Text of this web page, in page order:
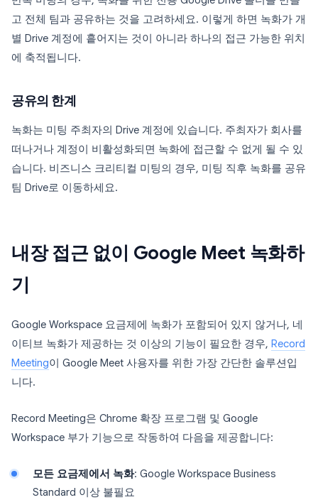
고 전체 팀과 공유하는 것을 고려하세요. 이렇게 하면 녹화가 개
별 Drive 계정에 흩어지는 것이 아니라 하나의 접근 가능한 위치
에 축적됩니다.
공유의 한계
녹화는 미팅 주최자의 Drive 계정에 있습니다. 주최자가 회사를
떠나거나 계정이 비활성화되면 녹화에 접근할 수 없게 될 수 있
습니다. 비즈니스 크리티컬 미팅의 경우, 미팅 직후 녹화를 공유
팀 Drive로 이동하세요.
내장 접근 없이 Google Meet 녹화하
기
Google Workspace 요금제에 녹화가 포함되어 있지 않거나, 네
이티브 녹화가 제공하는 것 이상의 기능이 필요한 경우, Record
Meeting이 Google Meet 사용자를 위한 가장 간단한 솔루션입
니다.
Record Meeting은 Chrome 확장 프로그램 및 Google
Workspace 부가 기능으로 작동하여 다음을 제공합니다:
모든 요금제에서 녹화: Google Workspace Business
Standard 이상 불필요